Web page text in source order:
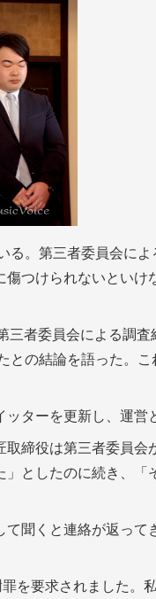
る。第三者委員会に
つけられないといけ
者委員会による調
との結論を語った。
ターを更新し、運営
締役は第三者委員会
としたのに続き、「
聞くと連絡が返って
を要求されました。